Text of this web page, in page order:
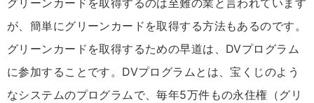
グリーンカードを取得するのは至難の業と言われています
が、簡単にグリーンカードを取得する方法もあるのです。
グリーンカードを取得するための早道は、DVプログラム
に参加することです。DVプログラムとは、宝くじのよう
なシステムのプログラムで、毎年5万件もの永住権（グリ